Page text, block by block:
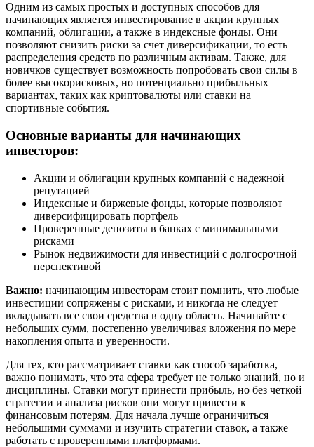
Одним из самых простых и доступных способов для
начинающих является инвестирование в акции крупных
компаний, облигации, а также в индексные фонды. Они
позволяют снизить риски за счет диверсификации, то есть
распределения средств по различным активам. Также, для
новичков существует возможность попробовать свои силы в
более высокорисковых, но потенциально прибыльных
вариантах, таких как криптовалюты или ставки на
спортивные события.
Основные варианты для начинающих
инвесторов:
Акции и облигации крупных компаний с надежной
репутацией
Индексные и биржевые фонды, которые позволяют
диверсифицировать портфель
Проверенные депозиты в банках с минимальными
рисками
Рынок недвижимости для инвестиций с долгосрочной
перспективой
Важно: начинающим инвесторам стоит помнить, что любые
инвестиции сопряжены с рисками, и никогда не следует
вкладывать все свои средства в одну область. Начинайте с
небольших сумм, постепенно увеличивая вложения по мере
накопления опыта и уверенности.
Для тех, кто рассматривает ставки как способ заработка,
важно понимать, что эта сфера требует не только знаний, но и
дисциплины. Ставки могут принести прибыль, но без четкой
стратегии и анализа рисков они могут привести к
финансовым потерям. Для начала лучше ограничиться
небольшими суммами и изучить стратегии ставок, а также
работать с проверенными платформами.